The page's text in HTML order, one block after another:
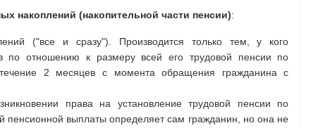
накоплений (накопительной части пенсии):
("все и сразу"). Производится только тем, у кого
по отношению к размеру всей его трудовой пенсии по
2 месяцев с момента обращения гражданина с
права на установление трудовой пенсии по
пенсионной выплаты определяет сам гражданин, но она не